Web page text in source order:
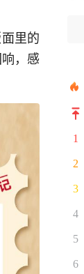
里的
，感
1
2
3
4
5
6